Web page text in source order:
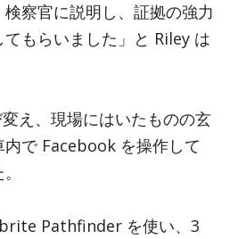
察官に説明し、証拠の強力
もらいました」と Riley は
え、現場にはいたものの玄
で Facebook を操作して
Pathfinder を使い、3